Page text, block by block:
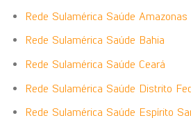
Rede Sulamérica Saúde Amazonas
Rede Sulamérica Saúde Bahia
Rede Sulamérica Saúde Ceará
Rede Sulamérica Saúde Distrito
Rede Sulamérica Saúde Espírito